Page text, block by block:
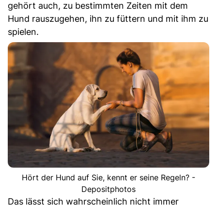
gehört auch, zu bestimmten Zeiten mit dem
Hund rauszugehen, ihn zu füttern und mit ihm zu
spielen.
Hört der Hund auf Sie, kennt er seine Regeln? -
Depositphotos
Das lässt sich wahrscheinlich nicht immer